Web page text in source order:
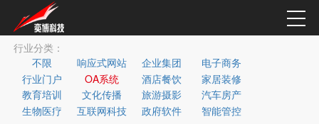
行业分类：
不限
响应式网站 企业集团
电子商务
行业门户
OA系统 酒店餐饮
家居装修
教育培训
文化传播 旅游摄影
汽车房产
生物医疗
互联网科技 政府软件
智能管控